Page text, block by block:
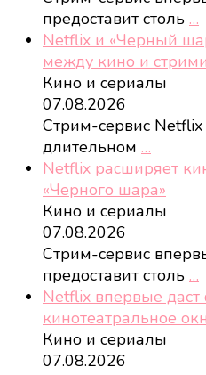
предоставит столь …
Netflix и «Черный
между кино и
Кино и сериалы
07.08.2026
Стрим-сервис
длительном …
Netflix расширяет
«Черного шара»
Кино и сериалы
07.08.2026
Стрим-сервис
предоставит столь …
Netflix впервые
кинотеатральное
Кино и сериалы
07.08.2026